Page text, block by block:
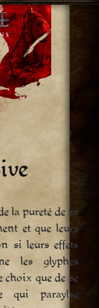
la pureté de sa
et que leurs
si leurs effets
les glyphes
choix que de se
qui paraylse